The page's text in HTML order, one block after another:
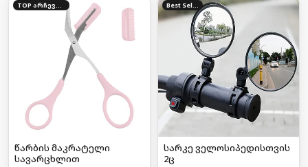
TOP არჩევანი
წარბის მაკრატელი
სავარცხლით
Best Seller
სარკე ველოსიპედისთვის
2ც